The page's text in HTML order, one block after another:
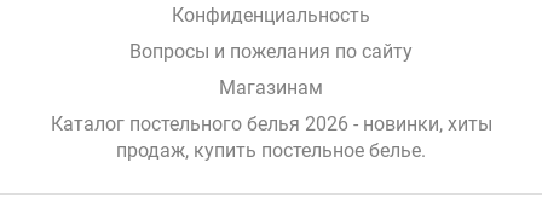
Конфиденциальность
Вопросы и пожелания по сайту
Магазинам
Каталог постельного белья 2026 - новинки, хиты
продаж, купить постельное белье.